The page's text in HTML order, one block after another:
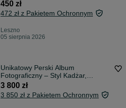
450 zł
472 zł z Pakietem Ochronnym
Leszno
05 sierpnia 2026
Unikatowy Perski Album
Fotograficzny – Styl Kadżar,
Rękodzieło, Antyk
3 800 zł
3 850 zł z Pakietem Ochronnym